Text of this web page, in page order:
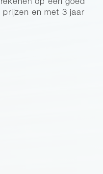
op een goed
en met 3 jaar